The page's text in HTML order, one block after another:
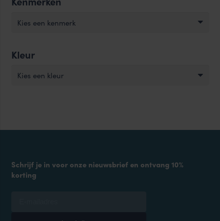
Kies een kenmerk
Kleur
Kies een kleur
Schrijf je in voor onze nieuwsbrief en ontvang 10%
korting